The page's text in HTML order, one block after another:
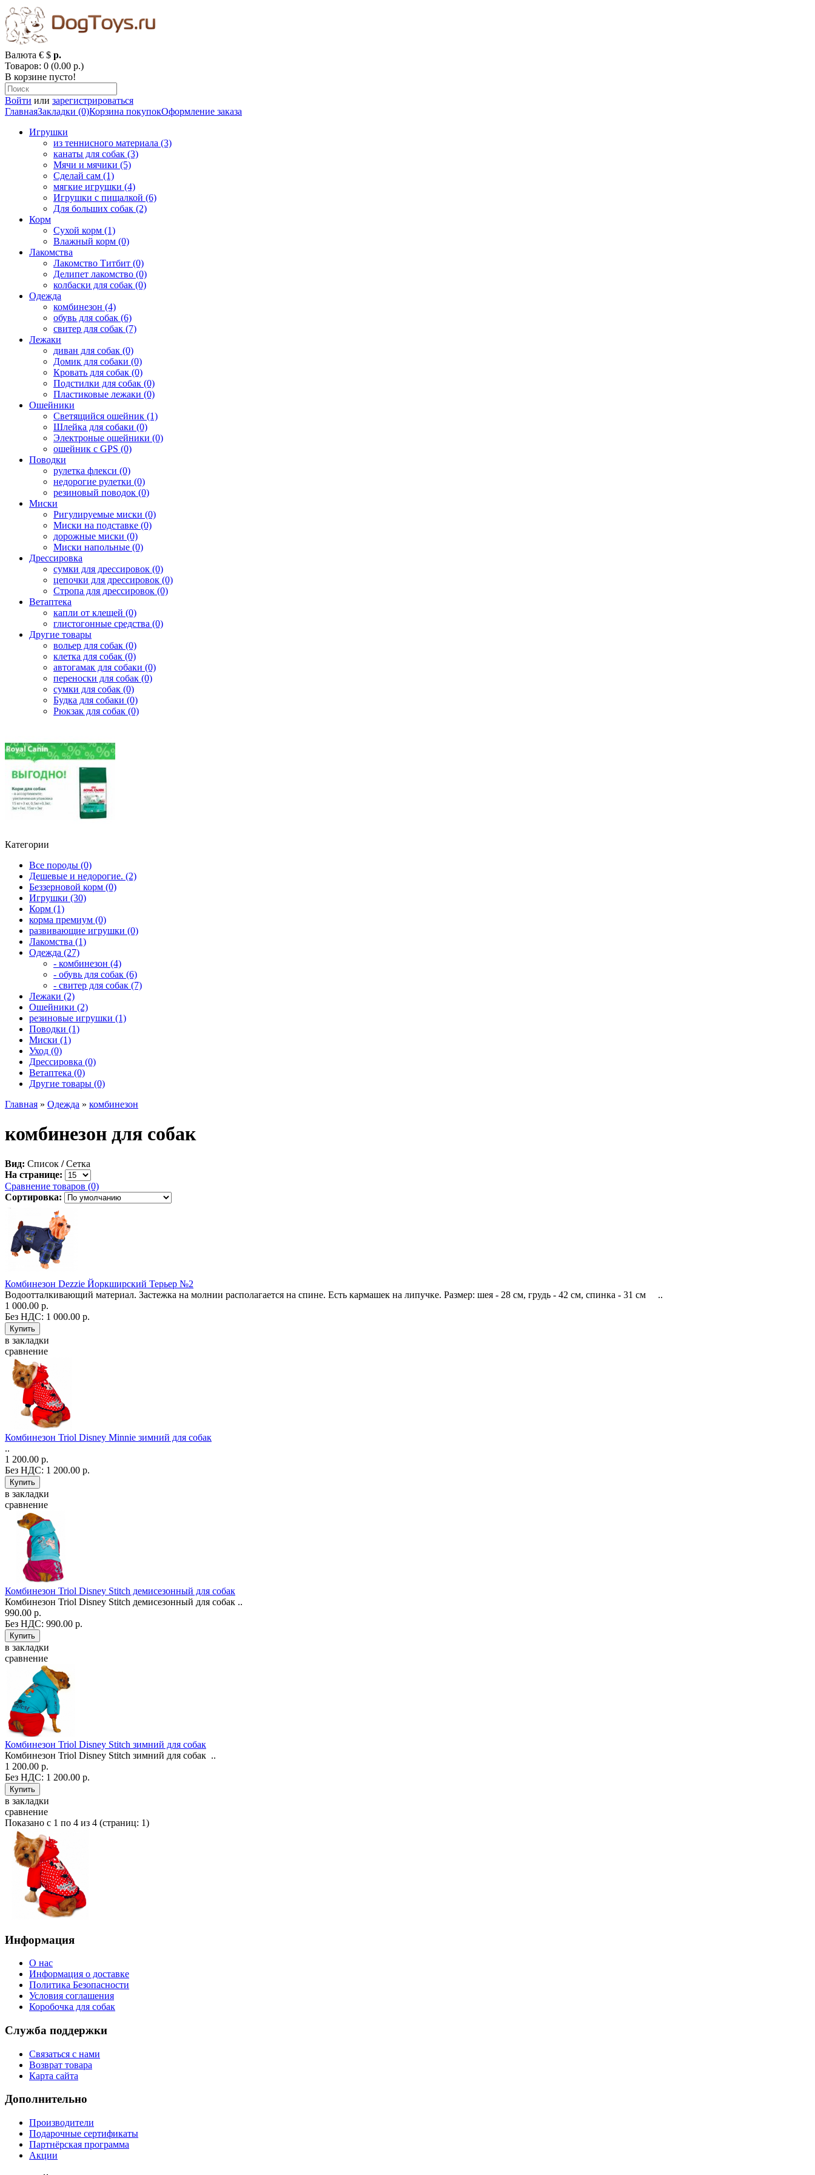
Валюта € $ р.
Товаров: 0 (0.00 р.)
В корзине пусто!
Войти или зарегистрироваться
ГлавнаяЗакладки (0)Корзина покупокОформление заказа
Игрушки
из теннисного материала (3)
канаты для собак (3)
Мячи и мячики (5)
Сделай сам (1)
мягкие игрушки (4)
Игрушки с пищалкой (6)
Для больших собак (2)
Корм
Сухой корм (1)
Влажный корм (0)
Лакомства
Лакомство Титбит (0)
Делипет лакомство (0)
колбаски для собак (0)
Одежда
комбинезон (4)
обувь для собак (6)
свитер для собак (7)
Лежаки
диван для собак (0)
Домик для собаки (0)
Кровать для собак (0)
Подстилки для собак (0)
Пластиковые лежаки (0)
Ошейники
Светящийся ошейник (1)
Шлейка для собаки (0)
Электроные ошейники (0)
ошейник с GPS (0)
Поводки
рулетка флекси (0)
недорогие рулетки (0)
резиновый поводок (0)
Миски
Ригулируемые миски (0)
Миски на подставке (0)
дорожные миски (0)
Миски напольные (0)
Дрессировка
сумки для дрессировок (0)
цепочки для дрессировок (0)
Стропа для дрессировок (0)
Ветаптека
капли от клещей (0)
глистогонные средства (0)
Другие товары
вольер для собак (0)
клетка для собак (0)
автогамак для собаки (0)
переноски для собак (0)
сумки для собак (0)
Будка для собаки (0)
Рюкзак для собак (0)
Категории
Все породы (0)
Дешевые и недорогие. (2)
Беззерновой корм (0)
Игрушки (30)
Корм (1)
корма премиум (0)
развивающие игрушки (0)
Лакомства (1)
Одежда (27)
- комбинезон (4)
- обувь для собак (6)
- свитер для собак (7)
Лежаки (2)
Ошейники (2)
резиновые игрушки (1)
Поводки (1)
Миски (1)
Уход (0)
Дрессировка (0)
Ветаптека (0)
Другие товары (0)
Главная » Одежда » комбинезон
комбинезон для собак
Вид: Список / Сетка
На странице:
Сравнение товаров (0)
Сортировка:
Комбинезон Dezzie Йоркширский Терьер №2
Водоотталкивающий материал. Застежка на молнии располагается на спине. Есть кармашек на липучке. Размер: шея - 28 см, грудь - 42 см, спинка - 31 см ..
1 000.00 р.
Без НДС: 1 000.00 р.
в закладки
сравнение
Комбинезон Triol Disney Minnie зимний для собак
..
1 200.00 р.
Без НДС: 1 200.00 р.
в закладки
сравнение
Комбинезон Triol Disney Stitch демисезонный для собак
Комбинезон Triol Disney Stitch демисезонный для собак ..
990.00 р.
Без НДС: 990.00 р.
в закладки
сравнение
Комбинезон Triol Disney Stitch зимний для собак
Комбинезон Triol Disney Stitch зимний для собак ..
1 200.00 р.
Без НДС: 1 200.00 р.
в закладки
сравнение
Показано с 1 по 4 из 4 (страниц: 1)
Информация
О нас
Информация о доставке
Политика Безопасности
Условия соглашения
Коробочка для собак
Служба поддержки
Связаться с нами
Возврат товара
Карта сайта
Дополнительно
Производители
Подарочные сертификаты
Партнёрская программа
Акции